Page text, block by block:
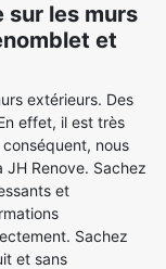
sur les murs
et
extérieurs. Des
effet, il est très
nous
Renove. Sachez
et
Sachez
et sans